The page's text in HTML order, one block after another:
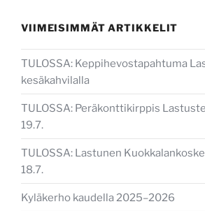
VIIMEISIMMÄT ARTIKKELIT
TULOSSA: Keppihevostapahtuma
kesäkahvilalla
TULOSSA: Peräkonttikirppis
19.7.
TULOSSA: Lastunen
18.7.
Kyläkerho kaudella 2025–2026